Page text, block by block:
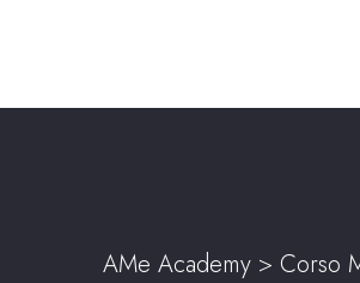
AMe Academy > Corso